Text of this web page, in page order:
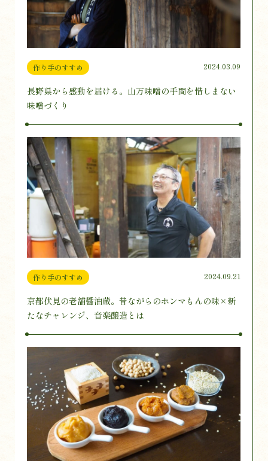
作り手のすすめ 2024.03.09
長野県から感動を届ける。山万味噌の手間を惜しまない
味噌づくり
作り手のすすめ 2024.09.21
京都伏見の老舗醤油蔵。昔ながらのホンマもんの味×新
たなチャレンジ、音楽醸造とは